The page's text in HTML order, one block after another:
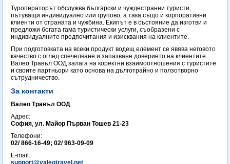
Туроператорът обслужва български и чуждестранни туристи,
пътуващи индивидуално или групово, а така също и корпоративни
клиенти от страната и чужбина. Екипът е в състояние да изготви и
предложи богата гама туристически услуги, съобразени с
индивидуалните предпочитания и изисквания на клиентите.
При подготовката на всеки продукт водещ елемент се явява неговото
качество с оглед спечелване и запазване доверието на клиентите.
Валео Травъл ООД залага на коректни взаимоотношения с туристите
и своите партньори като основа на дълготрайно и ползотворно
сътрудничество.
За контакти
Валео Травъл ООД
Адрес:
София, ул. Майор Първан Тошев 21-23
Телефони:
02/ 866-16-49; 02/ 963-09-09
E-mail:
support@valeotravel.net